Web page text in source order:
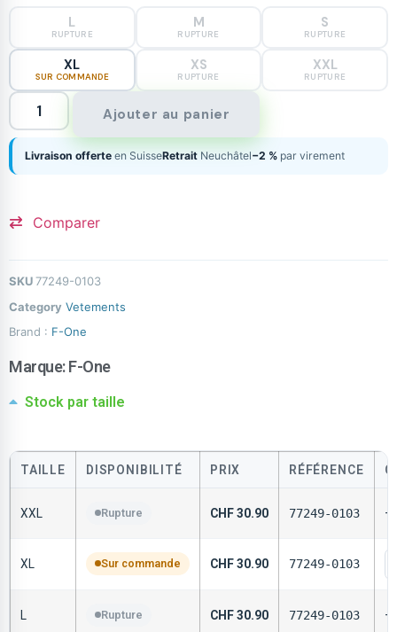
L
RUPTURE
M
RUPTURE
S
RUPTURE
XL
SUR COMMANDE
XS
RUPTURE
XXL
RUPTURE
Ajouter au panier
Livraison offerte en SuisseRetrait Neuchâtel−2 % par virement
Comparer
SKU 77249-0103
Category Vetements
Brand : F-One
Marque:F-One
Stock par taille
TAILLE DISPONIBILITÉ PRIX RÉFÉRENCE
XXL Rupture CHF30.90 77249-0103 —
XL Sur commande CHF30.90 77249-0103
Rupture CHF30.90 77249-0103 —